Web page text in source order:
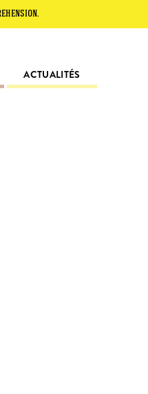
ACTUALITÉS